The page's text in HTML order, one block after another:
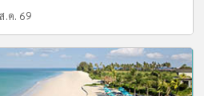
.ค. 69